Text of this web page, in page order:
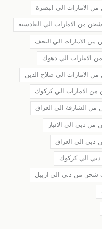
الامارات الي البصرة
شحن من الامارات الي القادسية
من الامارات الي النجف
الامارات الي دهوك
الامارات الي صلاح الدين
الامارات الي كركوك
من الشارقة الي العراق
من دبي الي الانبار
الي العراق
الي كركوك
شحن من دبي الى اربيل